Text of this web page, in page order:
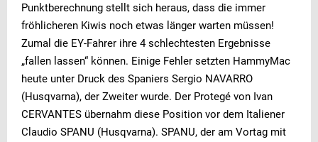
Punktberechnung stellt sich heraus, dass die immer
fröhlicheren Kiwis noch etwas länger warten müssen!
Zumal die EY-Fahrer ihre 4 schlechtesten Ergebnisse
„fallen lassen“ können. Einige Fehler setzten HammyMac
heute unter Druck des Spaniers Sergio NAVARRO
(Husqvarna), der Zweiter wurde. Der Protegé von Ivan
CERVANTES übernahm diese Position vor dem Italiener
Claudio SPANU (Husqvarna). SPANU, der am Vortag mit